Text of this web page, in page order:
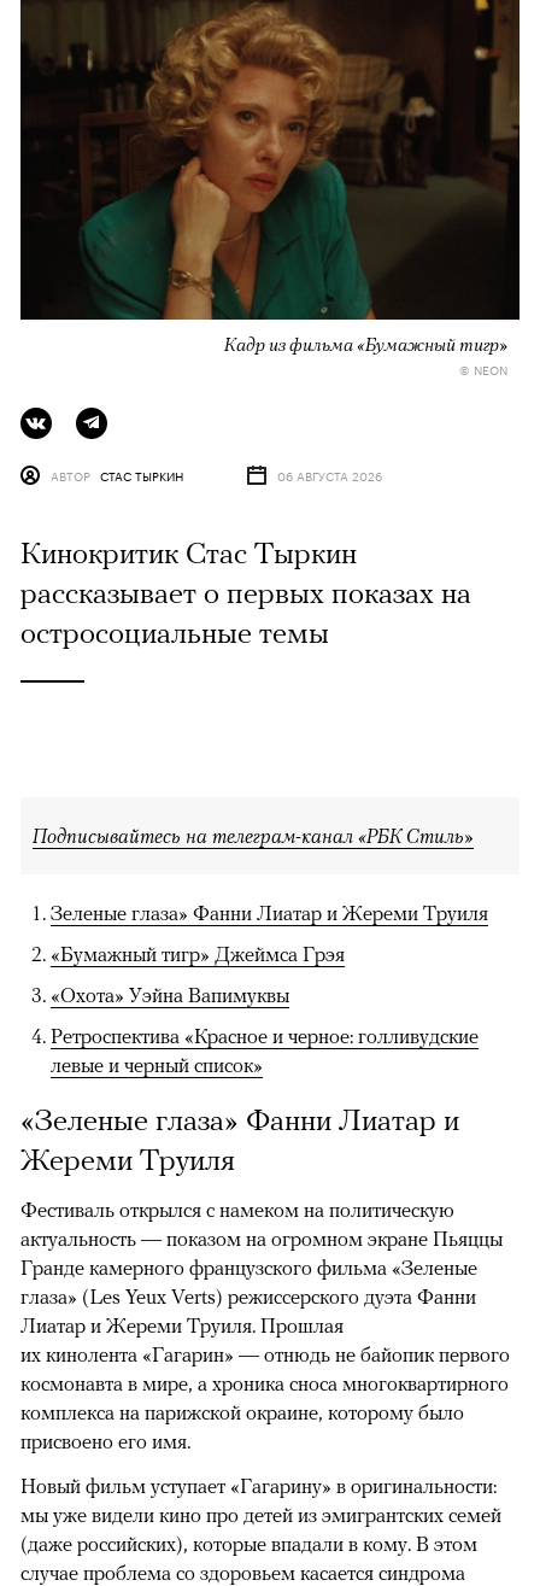
Кадр из фильма «Бумажный тигр»
© NEON
АВТОР СТАС ТЫРКИН 06 АВГУСТА 2026
Кинокритик Стас Тыркин
рассказывает о первых показах на
остросоциальные темы
Подписывайтесь на телеграм-канал «РБК Стиль»
Зеленые глаза» Фанни Лиатар и Жереми Труиля
«Бумажный тигр» Джеймса Грэя
«Охота» Уэйна Вапимуквы
Ретроспектива «Красное и черное: голливудские
левые и черный список»
«Зеленые глаза» Фанни Лиатар и
Жереми Труиля
Фестиваль открылся с намеком на политическую
актуальность — показом на огромном экране Пьяццы
Гранде камерного французского фильма «Зеленые
глаза» (Les Yeux Verts) режиссерского дуэта Фанни
Лиатар и Жереми Труиля. Прошлая
их кинолента «Гагарин» — отнюдь не байопик первого
космонавта в мире, а хроника сноса многоквартирного
комплекса на парижской окраине, которому было
присвоено его имя.
Новый фильм уступает «Гагарину» в оригинальности:
мы уже видели кино про детей из эмигрантских семей
(даже российских), которые впадали в кому. В этом
случае проблема со здоровьем касается синдрома